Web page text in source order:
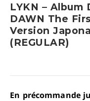
LYKN – Album
DAWN The
Version
(REGULAR)
En précommande